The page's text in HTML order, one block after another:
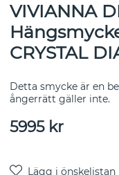
VIVIANNA
CRYSTAL
Detta smycke är en
ångerrätt gäller inte.
5995kr